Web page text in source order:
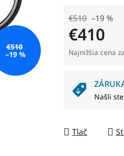
€510 –19 %
€410
Jednotková
Najnižšia cena
Našli
Tlač
€510
–19 %